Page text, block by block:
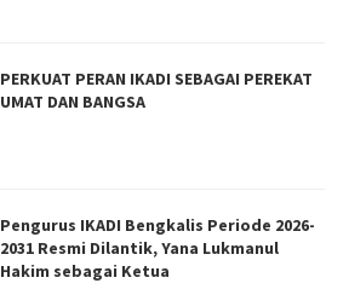
PERKUAT PERAN IKADI SEBAGAI PEREKAT
UMAT DAN BANGSA
Pengurus IKADI Bengkalis Periode 2026-
2031 Resmi Dilantik, Yana Lukmanul
Hakim sebagai Ketua